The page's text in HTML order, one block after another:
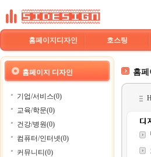
홈페이지디자인 호스팅
홈페이지 디자인
기업/서비스(0)
교육/학문(0)
건강/병원(0)
컴퓨터/인터넷(0)
커뮤니티(0)
홈